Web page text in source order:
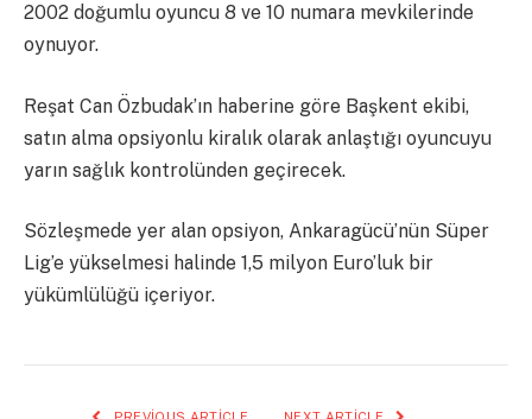
2002 doğumlu oyuncu 8 ve 10 numara mevkilerinde
oynuyor.
Reşat Can Özbudak’ın haberine göre Başkent ekibi,
satın alma opsiyonlu kiralık olarak anlaştığı oyuncuyu
yarın sağlık kontrolünden geçirecek.
Sözleşmede yer alan opsiyon, Ankaragücü’nün Süper
Lig’e yükselmesi halinde 1,5 milyon Euro’luk bir
yükümlülüğü içeriyor.